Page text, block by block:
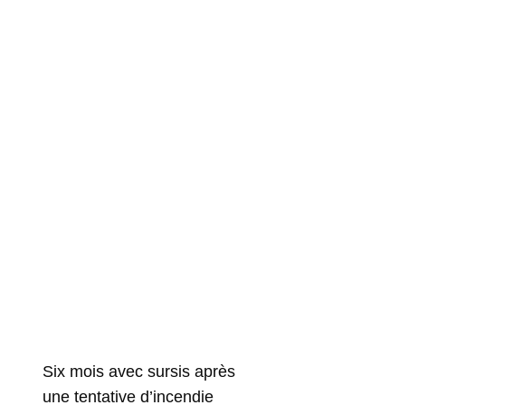
Six mois avec sursis après
une tentative d’incendie